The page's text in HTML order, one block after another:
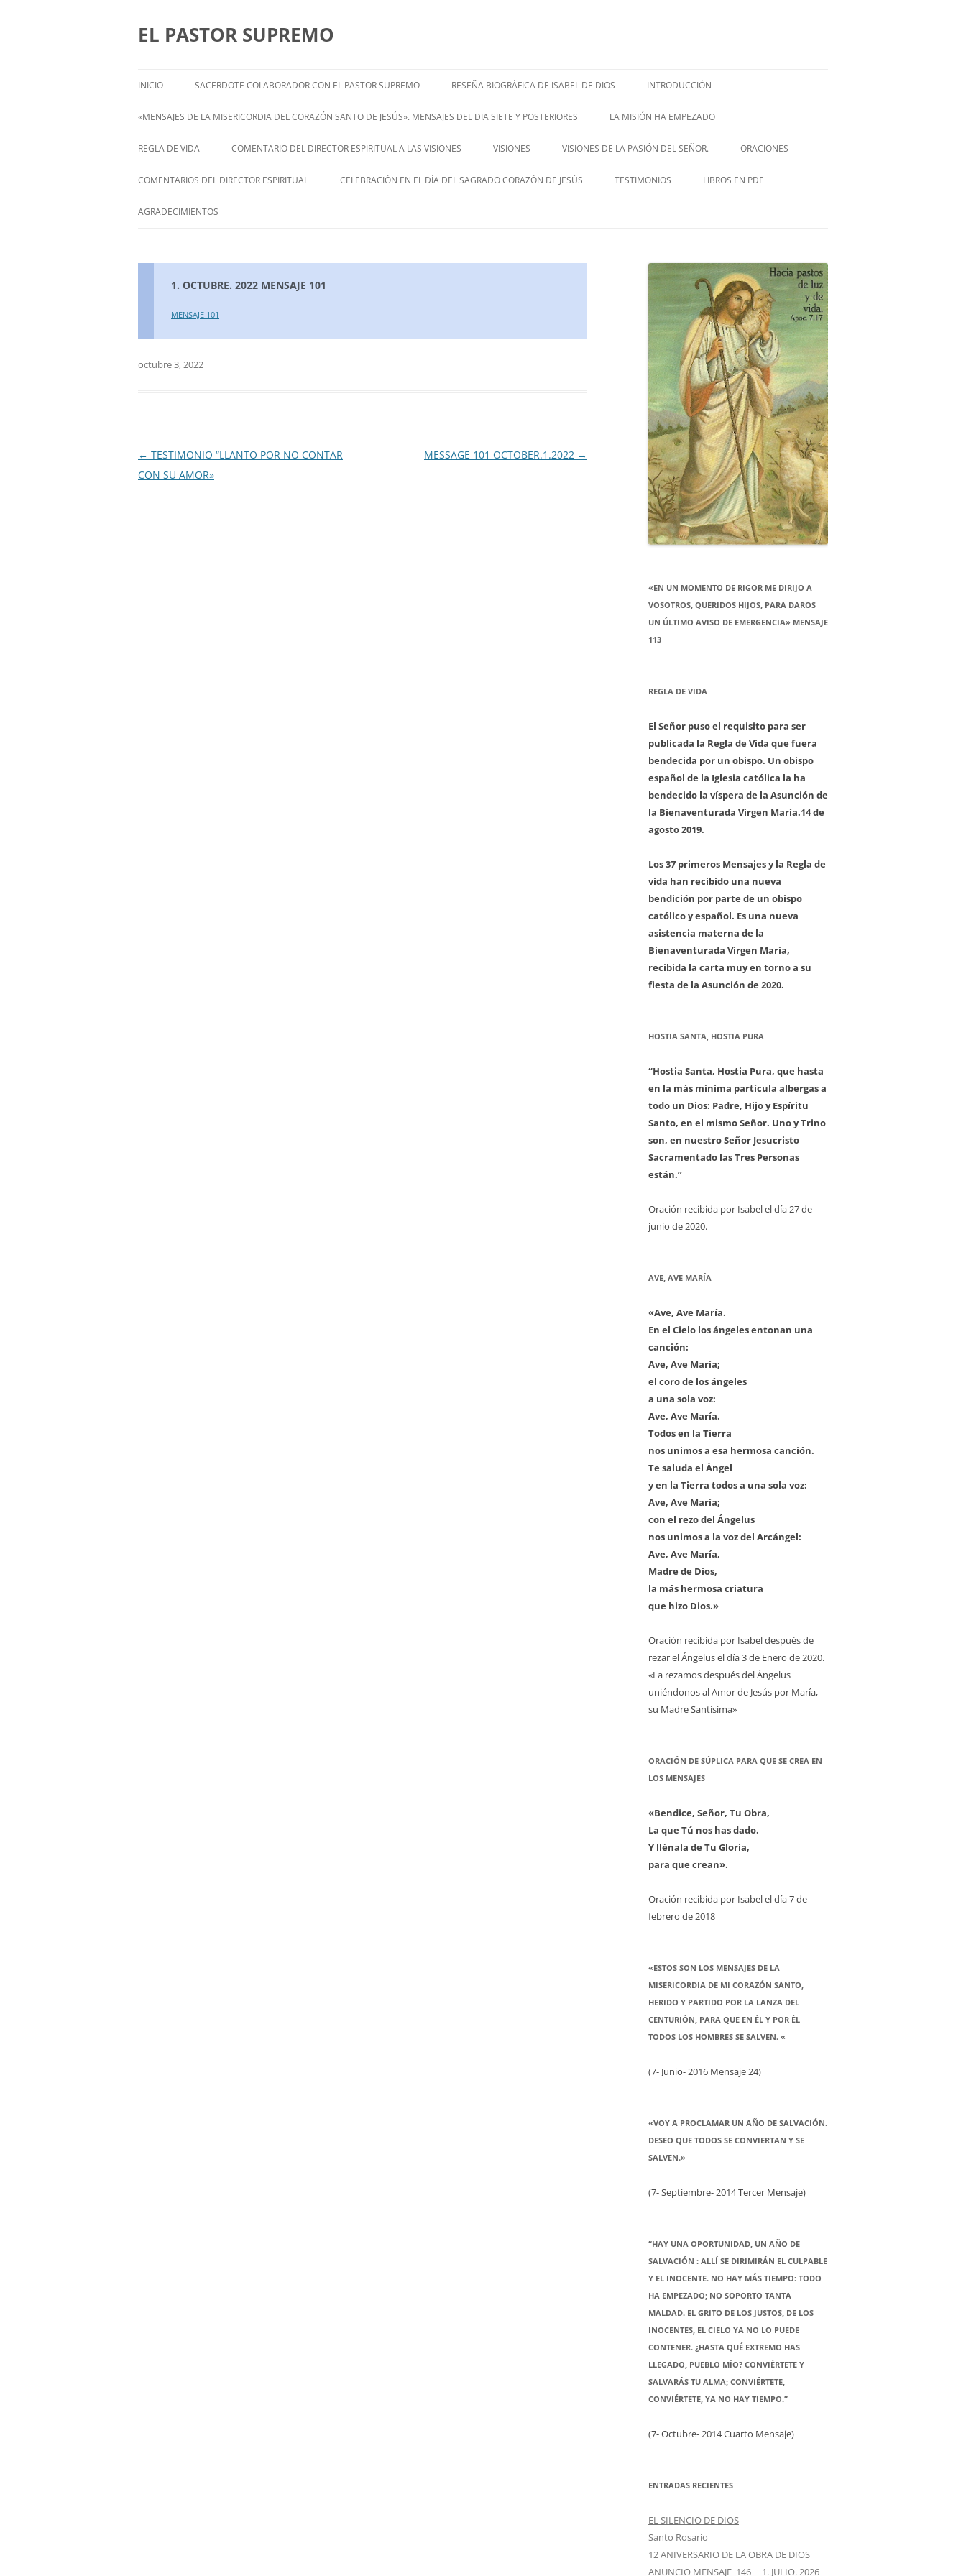
EL PASTOR SUPREMO
INICIO SACERDOTE COLABORADOR CON EL PASTOR SUPREMO RESEÑA BIOGRÁFICA DE ISABEL DE DIOS
ISABEL’S BIOGRAPHY
INTRODUCCIÓN
«MENSAJES DE LA MISERICORDIA DEL CORAZÓN SANTO DE JESÚS». MENSAJES DEL DIA SIETE Y POSTERIORES
ENGLISH
FRANÇAIS
ITALIANI
LA MISIÓN HA EMPEZADO
– ENGLISH –
REGLA DE VIDA COMENTARIO DEL DIRECTOR ESPIRITUAL A LAS VISIONES VISIONES
ENGLISH V
VISIONES DE LA PASIÓN DEL SEÑOR. ORACIONES
VIA CRUCIS
COMENTARIOS DEL DIRECTOR ESPIRITUAL
STATEMENT FROM THE SPIRITUAL
CELEBRACIÓN EN EL DÍA DEL SAGRADO CORAZÓN DE JESÚS TESTIMONIOS LIBROS EN PDF
AGRADECIMIENTOS
1. OCTUBRE. 2022 MENSAJE 101
MENSAJE 101
octubre 3, 2022
Navegación
de
← TESTIMONIO “LLANTO POR NO CONTAR
CON SU AMOR»
MESSAGE 101 OCTOBER.1.2022 →
«EN UN MOMENTO DE RIGOR ME DIRIJO A
VOSOTROS, QUERIDOS HIJOS, PARA DAROS
UN ÚLTIMO AVISO DE EMERGENCIA» MENSAJE
113
REGLA DE VIDA
El Señor puso el requisito para ser
publicada la Regla de Vida que fuera
bendecida por un obispo. Un obispo
español de la Iglesia católica la ha
bendecido la víspera de la Asunción de
la Bienaventurada Virgen María.14 de
agosto 2019.
Los 37 primeros Mensajes y la Regla de
vida han recibido una nueva
bendición por parte de un obispo
católico y español. Es una nueva
asistencia materna de la
Bienaventurada Virgen María,
recibida la carta muy en torno a su
fiesta de la Asunción de 2020.
HOSTIA SANTA, HOSTIA PURA
“Hostia Santa, Hostia Pura, que hasta
en la más mínima partícula albergas a
todo un Dios: Padre, Hijo y Espíritu
Santo, en el mismo Señor. Uno y Trino
son, en nuestro Señor Jesucristo
Sacramentado las Tres Personas
están.”
Oración recibida por Isabel el día 27 de
junio de 2020.
AVE, AVE MARÍA
«Ave, Ave María.
En el Cielo los ángeles entonan una
canción:
Ave, Ave María;
el coro de los ángeles
a una sola voz:
Ave, Ave María.
Todos en la Tierra
nos unimos a esa hermosa canción.
Te saluda el Ángel
y en la Tierra todos a una sola voz:
Ave, Ave María;
con el rezo del Ángelus
nos unimos a la voz del Arcángel:
Ave, Ave María,
Madre de Dios,
la más hermosa criatura
que hizo Dios.»
Oración recibida por Isabel después de
rezar el Ángelus el día 3 de Enero de 2020.
«La rezamos después del Ángelus
uniéndonos al Amor de Jesús por María,
su Madre Santísima»
ORACIÓN DE SÚPLICA PARA QUE SE CREA EN
LOS MENSAJES
«Bendice, Señor, Tu Obra,
La que Tú nos has dado.
Y llénala de Tu Gloria,
para que crean».
Oración recibida por Isabel el día 7 de
febrero de 2018
«ESTOS SON LOS MENSAJES DE LA
MISERICORDIA DE MI CORAZÓN SANTO,
HERIDO Y PARTIDO POR LA LANZA DEL
CENTURIÓN, PARA QUE EN ÉL Y POR ÉL
TODOS LOS HOMBRES SE SALVEN. «
(7- Junio- 2016 Mensaje 24)
«VOY A PROCLAMAR UN AÑO DE SALVACIÓN.
DESEO QUE TODOS SE CONVIERTAN Y SE
SALVEN.»
(7- Septiembre- 2014 Tercer Mensaje)
“HAY UNA OPORTUNIDAD, UN AÑO DE
SALVACIÓN : ALLÍ SE DIRIMIRÁN EL CULPABLE
Y EL INOCENTE. NO HAY MÁS TIEMPO: TODO
HA EMPEZADO; NO SOPORTO TANTA
MALDAD. EL GRITO DE LOS JUSTOS, DE LOS
INOCENTES, EL CIELO YA NO LO PUEDE
CONTENER. ¿HASTA QUÉ EXTREMO HAS
LLEGADO, PUEBLO MÍO? CONVIÉRTETE Y
SALVARÁS TU ALMA; CONVIÉRTETE,
CONVIÉRTETE, YA NO HAY TIEMPO.”
(7- Octubre- 2014 Cuarto Mensaje)
ENTRADAS RECIENTES
EL SILENCIO DE DIOS
Santo Rosario
12 ANIVERSARIO DE LA OBRA DE DIOS
ANUNCIO MENSAJE 146 1. JULIO. 2026